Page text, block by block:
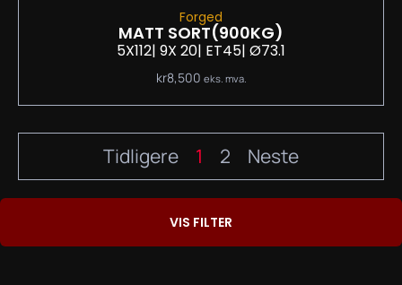
Forged
MATT SORT(900KG)
5X112| 9X 20| ET45| Ø73.1
kr8,500 eks. mva.
Tidligere 1 2 Neste
VIS FILTER